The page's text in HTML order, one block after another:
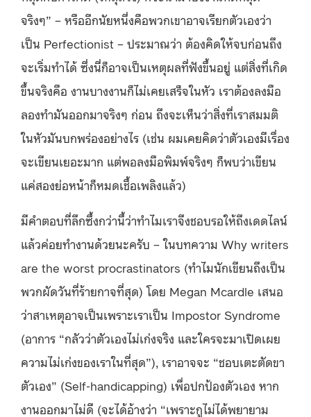
จริงๆ” – หรืออีกนัยหนึ่งคือพวกเขาอาจเรียกตัวเองว่า
เป็น Perfectionist – ประมาณว่า ต้องคิดให้จบก่อนถึง
จะเริ่มทำได้ ซึ่งนี่ก็อาจเป็นเหตุผลที่ฟังขึ้นอยู่ แต่สิ่งที่เกิด
ขึ้นจริงคือ งานบางงานก็ไม่เคยเสร็จในหัว เราต้องลงมือ
ลองทำมันออกมาจริงๆ ก่อน ถึงจะเห็นว่าสิ่งที่เราสมมติ
ในหัวมันบกพร่องอย่างไร (เช่น ผมเคยคิดว่าตัวเองมีเรื่อง
จะเขียนเยอะมาก แต่พอลงมือพิมพ์จริงๆ ก็พบว่าเขียน
แค่สองย่อหน้าก็หมดเชื้อเพลิงแล้ว)
มีคำตอบที่ลึกซึ้งกว่านี้ว่าทำไมเราจึงชอบรอให้ถึงเดดไลน์
แล้วค่อยทำงานด้วยนะครับ – ในบทความ Why writers
are the worst procrastinators (ทำไมนักเขียนถึงเป็น
พวกผัดวันที่ร้ายกาจที่สุด) โดย Megan Mcardle เสนอ
ว่าสาเหตุอาจเป็นเพราะเราเป็น Impostor Syndrome
(อาการ “กลัวว่าตัวเองไม่เก่งจริง และใครจะมาเปิดเผย
ความไม่เก่งของเราในที่สุด”), เราอาจจะ “ชอบเตะตัดขา
ตัวเอง” (Self-handicapping) เพื่อปกป้องตัวเอง หาก
งานออกมาไม่ดี (จะได้อ้างว่า “เพราะกูไม่ได้พยายาม